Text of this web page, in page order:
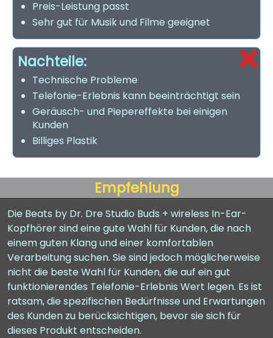
Preis-Leistung passt
Sehr gut für Musik und Filme geeignet
Nachteile:
Technische Probleme
Telefonie-Erlebnis kann beeinträchtigt sein
Geräusch- und Piepereffekte bei einigen
Kunden
Billiges Plastik
Empfehlung
Die Beats by Dr. Dre Studio Buds + wireless In-Ear-
Kopfhörer sind eine gute Wahl für Kunden, die nach
einem guten Klang und einer komfortablen
Verarbeitung suchen. Sie sind jedoch möglicherweise
nicht die beste Wahl für Kunden, die auf ein gut
funktionierendes Telefonie-Erlebnis Wert legen. Es ist
ratsam, die spezifischen Bedürfnisse und Erwartungen
des Kunden zu berücksichtigen, bevor sie sich für
dieses Produkt entscheiden.